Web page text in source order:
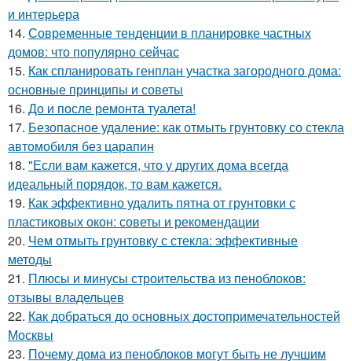
и интерьера
14. Современные тенденции в планировке частных
домов: что популярно сейчас
15. Как спланировать генплан участка загородного дома:
основные принципы и советы
16. До и после ремонта туалета!
17. Безопасное удаление: как отмыть грунтовку со стекла
автомобиля без царапин
18. "Если вам кажется, что у других дома всегда
идеальный порядок, то вам кажется.
19. Как эффективно удалить пятна от грунтовки с
пластиковых окон: советы и рекомендации
20. Чем отмыть грунтовку с стекла: эффективные
методы
21. Плюсы и минусы строительства из пеноблоков:
отзывы владельцев
22. Как добраться до основных достопримечательностей
Москвы
23. Почему дома из пеноблоков могут быть не лучшим